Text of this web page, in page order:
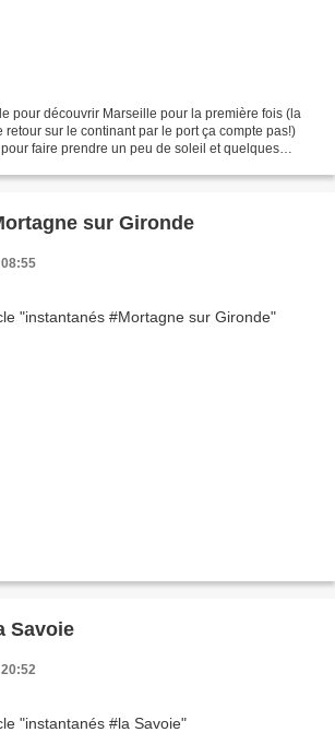
pour découvrir Marseille pour la première fois (la
retour sur le continant par le port ça compte pas!)
faire prendre un peu de soleil et quelques
sur Gironde
Savoie